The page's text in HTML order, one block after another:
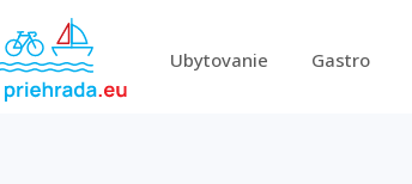
Ubytovanie Gastro